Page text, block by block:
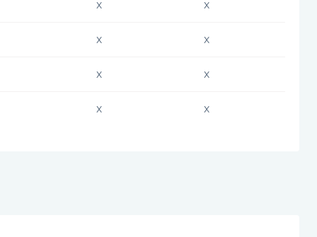
x x
x x
x x
x x